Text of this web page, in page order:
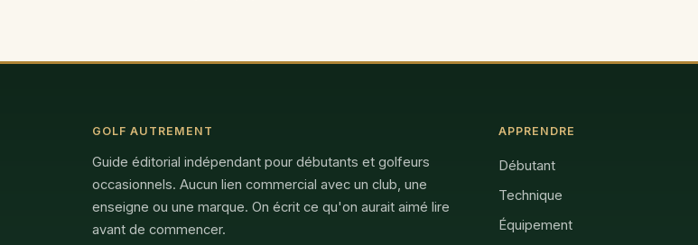
GOLF AUTREMENT
Guide éditorial indépendant pour débutants et golfeurs
occasionnels. Aucun lien commercial avec un club, une
enseigne ou une marque. On écrit ce qu'on aurait aimé lire
avant de commencer.
APPRENDRE
Débutant
Technique
Équipement